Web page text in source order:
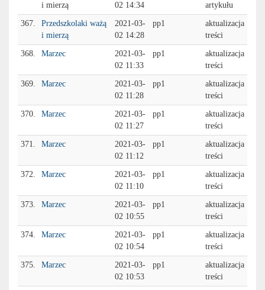
i mierzą
02 14:34
artykułu
367.
Przedszkolaki ważą
i mierzą
2021-03-
02 14:28
pp1
aktualizacja
treści
368. Marzec
2021-03-
02 11:33
pp1
aktualizacja
treści
369. Marzec
2021-03-
02 11:28
pp1
aktualizacja
treści
370. Marzec
2021-03-
02 11:27
pp1
aktualizacja
treści
371. Marzec
2021-03-
02 11:12
pp1
aktualizacja
treści
372. Marzec
2021-03-
02 11:10
pp1
aktualizacja
treści
373. Marzec
2021-03-
02 10:55
pp1
aktualizacja
treści
374. Marzec
2021-03-
02 10:54
pp1
aktualizacja
treści
375. Marzec
2021-03-
02 10:53
pp1
aktualizacja
treści